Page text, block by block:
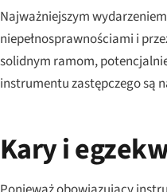
Najważniejszym
niepełnosprawnościami i
solidnym ramom,
instrumentu zastępczego są
Kary i